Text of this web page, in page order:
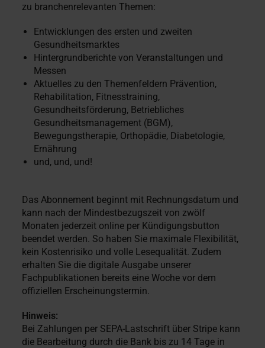
zu branchenrelevanten Themen:
Entwicklungen des ersten und zweiten
Gesundheitsmarktes
Hintergrundberichte von Veranstaltungen und
Messen
Aktuelles zu den Themenfeldern Prävention,
Rehabilitation, Fitnesstraining,
Gesundheitsförderung, Betriebliches
Gesundheitsmanagement (BGM),
Bewegungstherapie, Orthopädie, Diabetologie,
Ernährung
und, und, und!
Das Abonnement beginnt mit Rechnungsdatum und
kann nach der Mindestbezugszeit von zwölf
Monaten jederzeit online per Kündigungsbutton
beendet werden. So haben Sie maximale Flexibilität,
kein Kostenrisiko und volle Lesequalität. Zudem
erhalten Sie die digitale Ausgabe unserer
Fachpublikationen bereits eine Woche vor dem
offiziellen Erscheinungstermin.
Hinweis:
Bei Zahlungen per SEPA-Lastschrift über Stripe kann
die Bearbeitung durch die Bank bis zu 14 Tage in